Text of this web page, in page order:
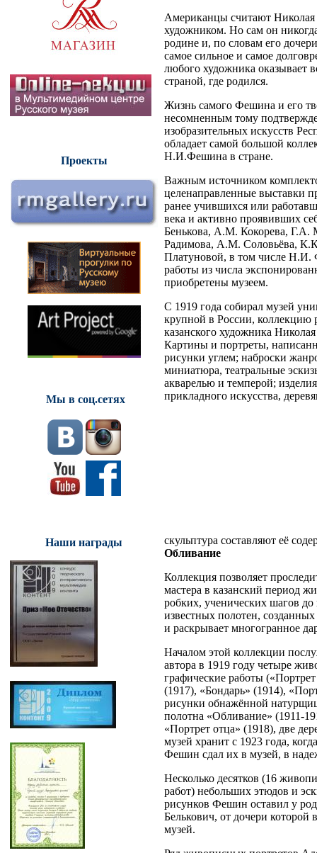
Проекты
Мы в соц.сетях
Наши награды
Американцы считают
художником. Но сам он
родине и, по словам его
самое сильное и самое
любого художника оказывает
страной, где родился.
Жизнь самого Фешина и его
несомненным тому
изобразительных искусств
обладает самой большой
Н.И.Фешина в стране.
Важным источником
целенаправленные выставки
ранее учившихся или
века и активно проявивших
Бенькова, A.M. Кокорева, Г.А.
Радимова, A.M. Соловьёва,
Платуновой, в том числе
работы из числа
приобретены музеем.
С 1919 года собирал музей
крупной в России, коллекцию
казанского художника
Картины и портреты,
рисунки углем; наброски
миниатюра, театральные
акварелью и темперой;
прикладного искусства,
скульптура составляют её
Обливание
Коллекция позволяет
мастера в казанский период
робких, ученических шагов
известных полотен,
и раскрывает многогранное
Началом этой коллекции
автора в 1919 году четыре
графические работы
(1917), «Бондарь» (1914),
рисунки обнажённой
полотна «Обливание» (1911-
«Портрет отца» (1918), две
музей хранит с 1923 года,
Фешин сдал их в музей, в
Несколько десятков (16
работ) небольших этюдов и
рисунков Фешин оставил у
Белькович, от дочери которой
музей.